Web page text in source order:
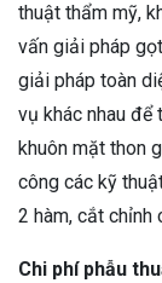
thuật thẩm mỹ,
vấn giải pháp
giải pháp toàn
vụ khác nhau để
khuôn mặt thon
công các kỹ
2 hàm, cắt chỉnh
Chi phí phẫu